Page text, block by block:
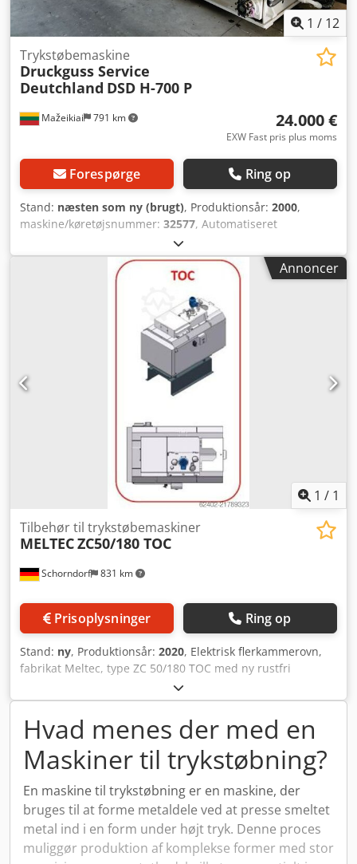
1 / 12
Mažeikiai 791 km
Trykstøbemaskine
Druckguss Service
Deutchland DSD H-700 P
24.000 €
EXW Fast pris plus moms
Forespørge Ring op
Stand: næsten som ny (brugt), Produktionsår: 2000,
maskine/køretøjsnummer: 32577, Automatiseret
trykstøbemaskine fra Bühler med høj trykstyrke.
Dcjdpfxjfbl E Ss Am Rok 7900 kN lukkekraft. 500 mm
støderbevægelse. Klimaanlæg KMA / Bentleon typeAnnoncer
1 / 1
Schorndorf 831 km
Tilbehør til trykstøbemaskiner
MELTECZC50/180 TOC
Prisoplysninger Ring op
Stand: ny, Produktionsår: 2020, Elektrisk flerkammerovn,
fabrikat Meltec, type ZC 50/180 TOC med ny rustfri
smeltedigel, isoleret digellåg og understel. Digelindhold:
820,0 kg/zink Smelteydelse: 180,0 kg/zink/time
Tilslutningseffekt: 27,0 kW Type: ZC 50/180 TOC
Metaltransporten sker via en pumpe, som transporterer
det flydende metal under badets spejloverflade.
Badniveauet i støbebeholderskammeret forbliver derved
konstant for at sikre en ensartet metaldosering ved hver
cyklus. Dcedpfx Amjy E Tynj Rsk Egnet til DAW 50F / W50Zn
Et ovnskab kan leveres efter behov.
Hvad menes der med en
Maskiner til trykstøbning?
En maskine til trykstøbning er en maskine, der
bruges til at forme metaldele ved at presse smeltet
metal ind i en form under højt tryk. Denne proces
muliggør produktion af komplekse former med stor